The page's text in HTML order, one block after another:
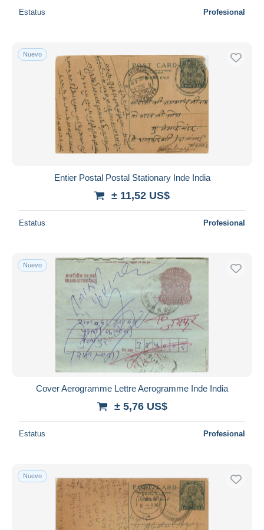
Estatus Profesional
Nuevo
Entier Postal Postal Stationary Inde India
± 11,52 US$
Estatus Profesional
Nuevo
Cover Aerogramme Lettre Aerogramme Inde India
± 5,76 US$
Estatus Profesional
Nuevo